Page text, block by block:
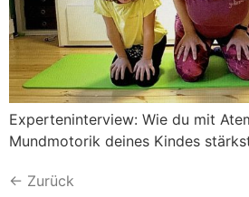
Experteninterview: Wie du mit
Mundmotorik deines Kindes
← Zurück